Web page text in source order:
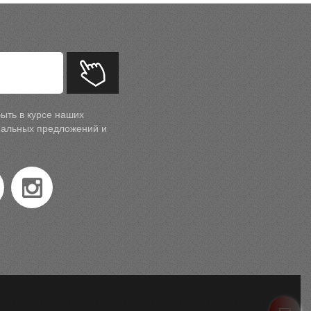
в курсе наших
предложений и